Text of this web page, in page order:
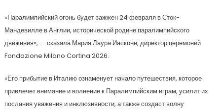
«Паралимпийский огонь будет зажжен 24 февраля в Сток-
Мандевилле в Англии, исторической родине паралимпийского
движения», — сказала Мария Лаура Иасконе, директор церемоний
Fondazione Milano Cortina 2026.
«Его прибытие в Италию ознаменует начало путешествия, которое
привлечет внимание и волнение к Паралимпийским играм, усилит их
послания уважения и инклюзивности, а также создаст волну